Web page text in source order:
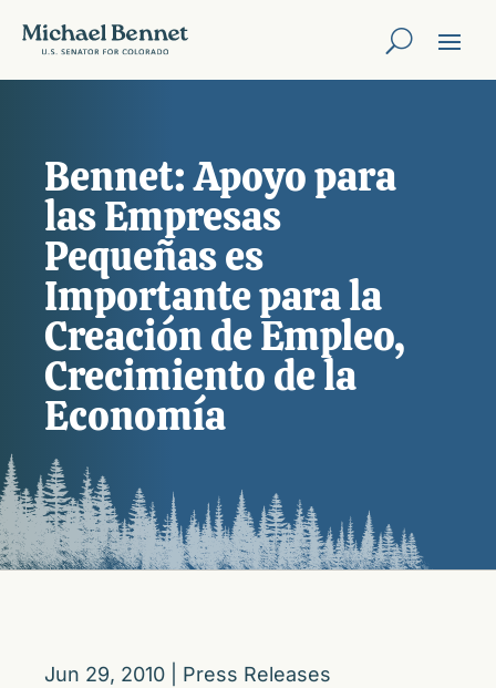
Bennet: Apoyo para
las Empresas
Pequeñas es
Importante para la
Creación de Empleo,
Crecimiento de la
Economí­a
Jun 29, 2010 Press Releases